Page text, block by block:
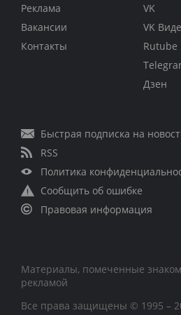
Реклама
Вакансии
Контакты
VK
VK
Rutube
Дзен
Быстрая подписка на
RSS
Политика
Сообщить об ошибке
Правовая информация
Материалы, помеченные
рекламой
Все права защищены © 1995 –